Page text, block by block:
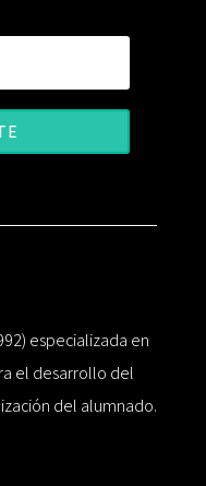
especializada en
el desarrollo del
del alumnado.